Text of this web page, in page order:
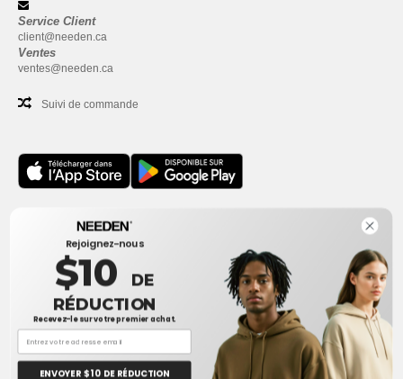
Service Client
client@needen.ca
Ventes
ventes@needen.ca
Suivi de commande
Bureau
One Dundas Street West Suite 2500
Toronto, Ontario, M5G 1Z3
Ceci n'est PAS l'adresse de retour. Pour les retours, voir ici
Bureau
1300 rue Sherbrooke Ouest #400
Montreal, Quebec, H3G 1H9
Rejoignez-nous
$10 DE
RÉDUCTION
Recevez-le sur votre premier achat.
ENVOYER $ 10 DE RÉDUCTION